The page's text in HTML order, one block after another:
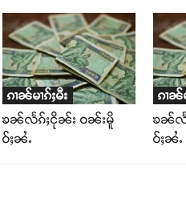
ၵၢၼ်မၢၵ်ႈမီး
ၶၼ်လႅၵ်ႈငိုၼ်း ဝၼ်းမိူ
ဝ်ႈၼႆႉ
ၵၢၼ်
ၶၼ်လႅ
ဝ်ႈၼႆႉ